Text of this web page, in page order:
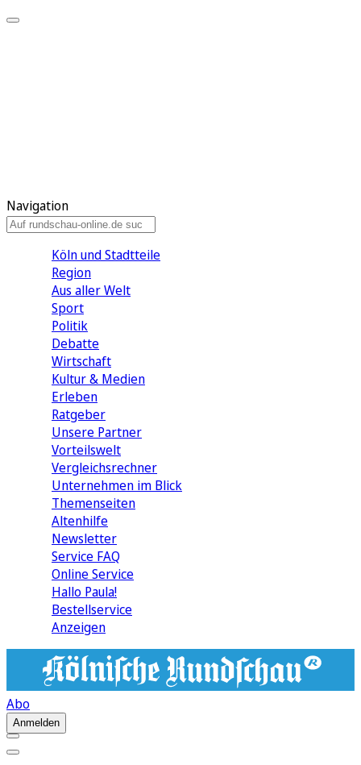
Navigation
Köln und Stadtteile
Region
Aus aller Welt
Sport
Politik
Debatte
Wirtschaft
Kultur & Medien
Erleben
Ratgeber
Unsere Partner
Vorteilswelt
Vergleichsrechner
Unternehmen im Blick
Themenseiten
Altenhilfe
Newsletter
Service FAQ
Online Service
Hallo Paula!
Bestellservice
Anzeigen
Abo
Anmelden